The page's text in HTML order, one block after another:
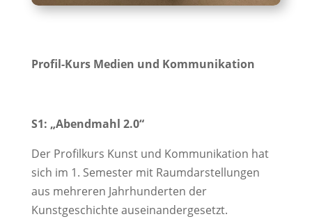
Profil-Kurs Medien und Kommunikation
S1: „Abendmahl 2.0“
Der Profilkurs Kunst und Kommunikation hat
sich im 1. Semester mit Raumdarstellungen
aus mehreren Jahrhunderten der
Kunstgeschichte auseinandergesetzt.